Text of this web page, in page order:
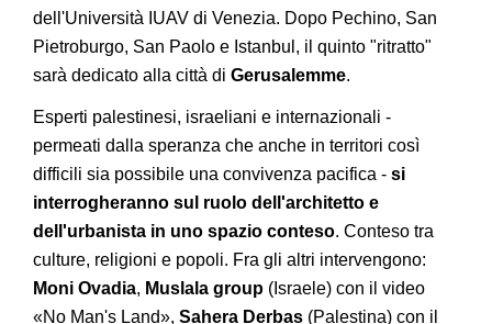
dell'Università IUAV di Venezia. Dopo Pechino, San
Pietroburgo, San Paolo e Istanbul, il quinto "ritratto"
sarà dedicato alla città di Gerusalemme.
Esperti palestinesi, israeliani e internazionali -
permeati dalla speranza che anche in territori così
difficili sia possibile una convivenza pacifica - si
interrogheranno sul ruolo dell'architetto e
dell'urbanista in uno spazio conteso. Conteso tra
culture, religioni e popoli. Fra gli altri intervengono:
Moni Ovadia, Muslala group (Israele) con il video
«No Man's Land», Sahera Derbas (Palestina) con il